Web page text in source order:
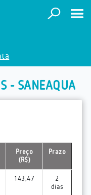
- SANEAQUA
Preço
(R$)
Prazo
143,47
2
dias